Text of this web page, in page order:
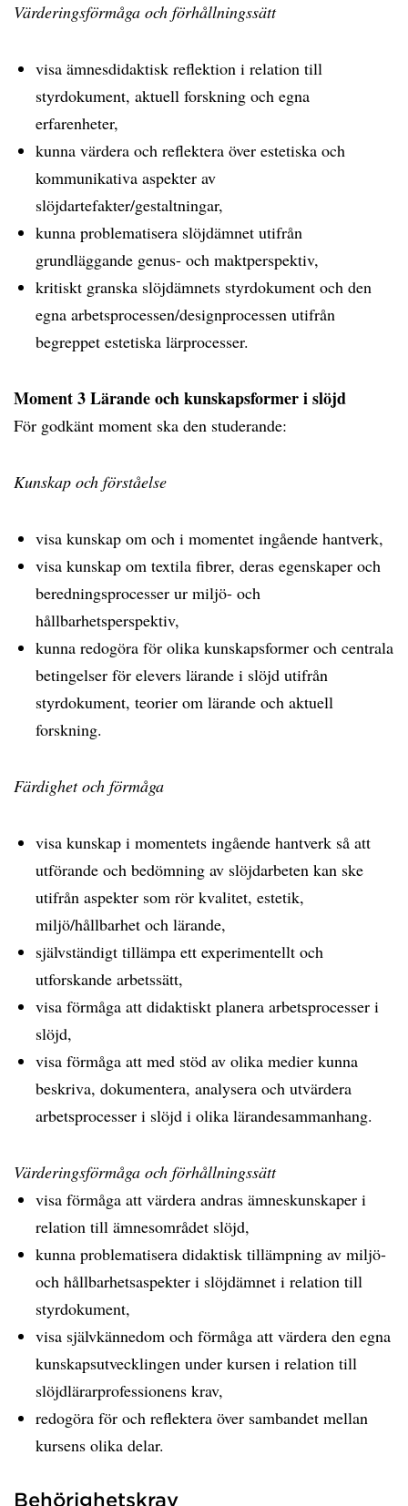
Värderingsförmåga och förhållningssätt
visa ämnesdidaktisk reflektion i relation till
styrdokument, aktuell forskning och egna
erfarenheter,
kunna värdera och reflektera över estetiska och
kommunikativa aspekter av
slöjdartefakter/gestaltningar,
kunna problematisera slöjdämnet utifrån
grundläggande genus- och maktperspektiv,
kritiskt granska slöjdämnets styrdokument och den
egna arbetsprocessen/designprocessen utifrån
begreppet estetiska lärprocesser.
Moment 3 Lärande och kunskapsformer i slöjd
För godkänt moment ska den studerande:
Kunskap och förståelse
visa kunskap om och i momentet ingående hantverk,
visa kunskap om textila fibrer, deras egenskaper och
beredningsprocesser ur miljö- och
hållbarhetsperspektiv,
kunna redogöra för olika kunskapsformer och centrala
betingelser för elevers lärande i slöjd utifrån
styrdokument, teorier om lärande och aktuell
forskning.
Färdighet och förmåga
visa kunskap i momentets ingående hantverk så att
utförande och bedömning av slöjdarbeten kan ske
utifrån aspekter som rör kvalitet, estetik,
miljö/hållbarhet och lärande,
självständigt tillämpa ett experimentellt och
utforskande arbetssätt,
visa förmåga att didaktiskt planera arbetsprocesser i
slöjd,
visa förmåga att med stöd av olika medier kunna
beskriva, dokumentera, analysera och utvärdera
arbetsprocesser i slöjd i olika lärandesammanhang.
Värderingsförmåga och förhållningssätt
visa förmåga att värdera andras ämneskunskaper i
relation till ämnesområdet slöjd,
kunna problematisera didaktisk tillämpning av miljö-
och hållbarhetsaspekter i slöjdämnet i relation till
styrdokument,
visa självkännedom och förmåga att värdera den egna
kunskapsutvecklingen under kursen i relation till
slöjdlärarprofessionens krav,
redogöra för och reflektera över sambandet mellan
kursens olika delar.
Behörighetskrav